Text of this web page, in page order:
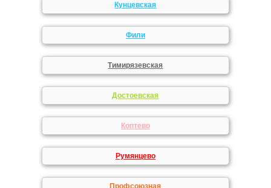
Кунцевская
Фили
Тимирязевская
Достоевская
Коптево
Румянцево
Профсоюзная